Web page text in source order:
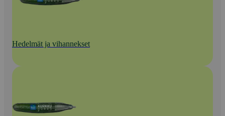
Hedelmät ja vihannekset